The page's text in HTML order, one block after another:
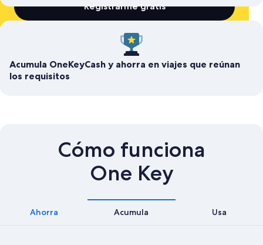
Registrarme gratis
Acumula OneKeyCash y ahorra en viajes que reúnan
los requisitos
Cómo funciona
One Key
Ahorra Acumula Usa